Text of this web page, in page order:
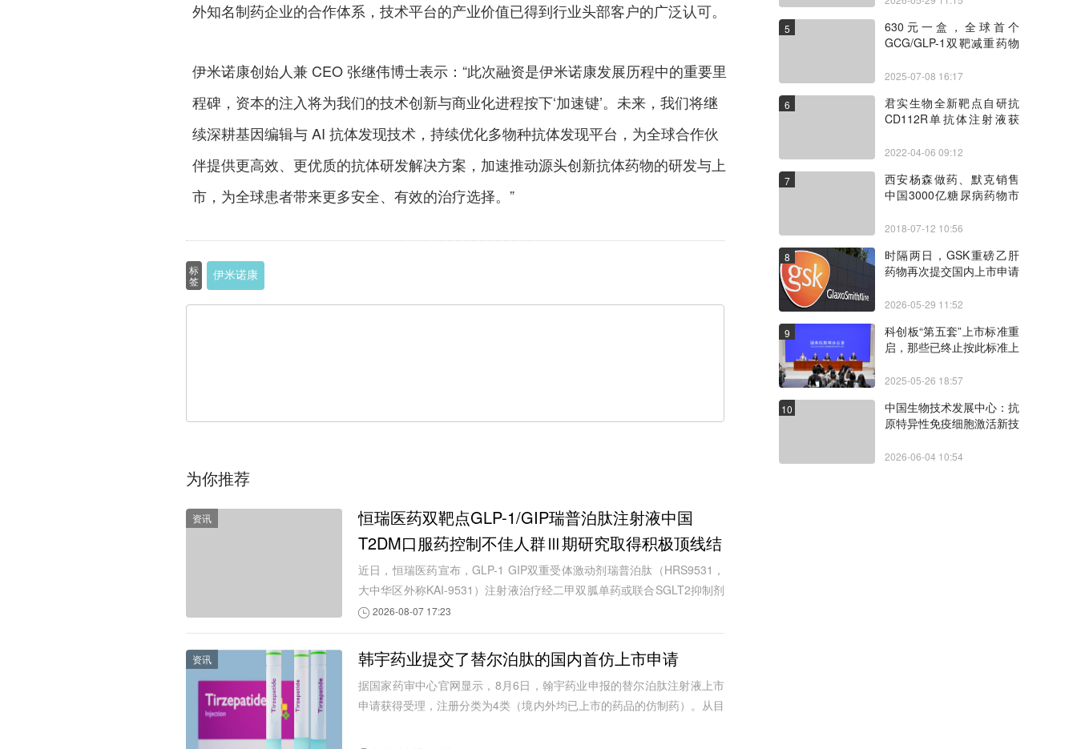
外知名制药企业的合作体系，技术平台的产业价值已得到行业头部客户的广泛认可。
伊米诺康创始人兼 CEO 张继伟博士表示：“此次融资是伊米诺康发展历程中的重要里
程碑，资本的注入将为我们的技术创新与商业化进程按下‘加速键’。未来，我们将继
续深耕基因编辑与 AI 抗体发现技术，持续优化多物种抗体发现平台，为全球合作伙
伴提供更高效、更优质的抗体研发解决方案，加速推动源头创新抗体药物的研发与上
市，为全球患者带来更多安全、有效的治疗选择。”
标
签
伊米诺康
为你推荐
资讯
恒瑞医药双靶点GLP-1/GIP瑞普泊肽注射液中国
T2DM口服药控制不佳人群Ⅲ期研究取得积极顶线结
果
近日，恒瑞医药宣布，GLP-1 GIP双重受体激动剂瑞普泊肽（HRS9531，
大中华区外称KAI-9531）注射液治疗经二甲双胍单药或联合SGLT2抑制剂
治疗后血糖控制不佳成人2型糖尿病患者的中...
2026-08-07 17:23
资讯 韩宇药业提交了替尔泊肽的国内首仿上市申请
据国家药审中心官网显示，8月6日，翰宇药业申报的替尔泊肽注射液上市
申请获得受理，注册分类为4类（境内外均已上市的药品的仿制药）。从目
5
630元一盒，全球首个
GCG/GLP-1双靶减重药物
2025-07-08 16:17
6
君实生物全新靶点自研抗
CD112R单抗体注射液获
2022-04-06 09:12
7
西安杨森做药、默克销售
中国3000亿糖尿病药物市
2018-07-12 10:56
8
时隔两日，GSK重磅乙肝
药物再次提交国内上市申请
2026-05-29 11:52
9
科创板“第五套”上市标准重
启，那些已终止按此标准上
2025-05-26 18:57
10
中国生物技术发展中心：抗
原特异性免疫细胞激活新技
版）
2026-06-04 10:54